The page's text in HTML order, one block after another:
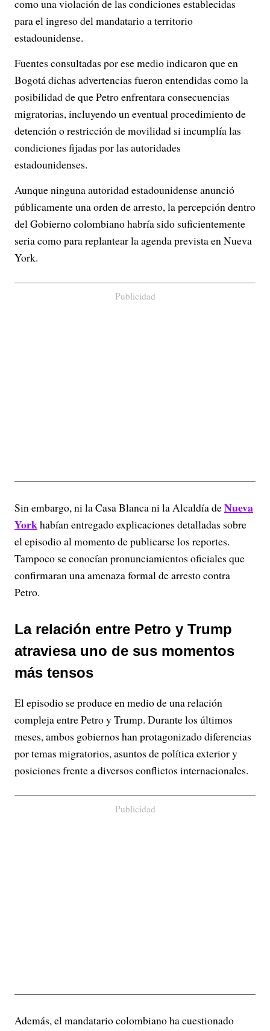
como una violación de las condiciones establecidas
para el ingreso del mandatario a territorio
estadounidense.
Fuentes consultadas por ese medio indicaron que en
Bogotá dichas advertencias fueron entendidas como la
posibilidad de que Petro enfrentara consecuencias
migratorias, incluyendo un eventual procedimiento de
detención o restricción de movilidad si incumplía las
condiciones fijadas por las autoridades
estadounidenses.
Aunque ninguna autoridad estadounidense anunció
públicamente una orden de arresto, la percepción dentro
del Gobierno colombiano habría sido suficientemente
seria como para replantear la agenda prevista en Nueva
York.
Publicidad
Sin embargo, ni la Casa Blanca ni la Alcaldía deNueva
Yorkhabían entregado explicaciones detalladas sobre
el episodio al momento de publicarse los reportes.
Tampoco se conocían pronunciamientos oficiales que
confirmaran una amenaza formal de arresto contra
Petro.
La relación entre Petro y Trump
atraviesa uno de sus momentos
más tensos
El episodio se produce en medio de una relación
compleja entre Petro y Trump. Durante los últimos
meses, ambos gobiernos han protagonizado diferencias
por temas migratorios, asuntos de política exterior y
posiciones frente a diversos conflictos internacionales.
Publicidad
Además, el mandatario colombiano ha cuestionado